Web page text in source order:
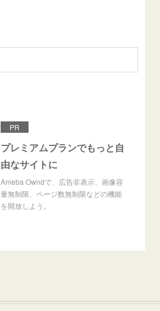
PR
プレミアムプランでもっと自
由なサイトに
Ameba Owndで、広告非表示、画像容
量無制限、ページ数無制限などの機能
を開放しよう。